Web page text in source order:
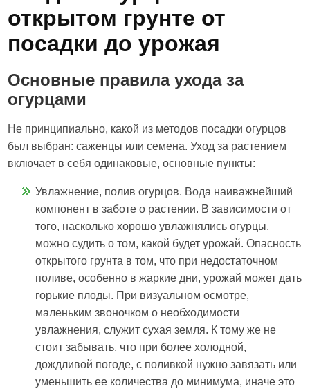
открытом грунте от
посадки до урожая
Основные правила ухода за
огурцами
Не принципиально, какой из методов посадки огурцов
был выбран: саженцы или семена. Уход за растением
включает в себя одинаковые, основные пункты:
Увлажнение, полив огурцов. Вода наиважнейший
компонент в заботе о растении. В зависимости от
того, насколько хорошо увлажнялись огурцы,
можно судить о том, какой будет урожай. Опасность
открытого грунта в том, что при недостаточном
поливе, особенно в жаркие дни, урожай может дать
горькие плоды. При визуальном осмотре,
маленьким звоночком о необходимости
увлажнения, служит сухая земля. К тому же не
стоит забывать, что при более холодной,
дождливой погоде, с поливкой нужно завязать или
уменьшить ее количества до минимума, иначе это